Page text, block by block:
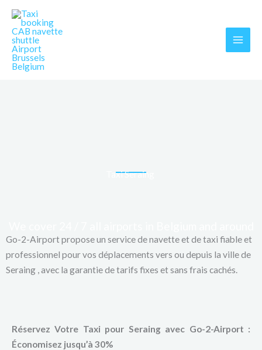
Skip
content
Taxi Seraing
Go-2-Airport propose un service de navette et de taxi fiable et
professionnel pour vos déplacements vers ou depuis la ville de
Seraing , avec la garantie de tarifs fixes et sans frais cachés.
Réservez Votre Taxi pour Seraing avec Go-2-Airport :
Économisez jusqu’à 30%